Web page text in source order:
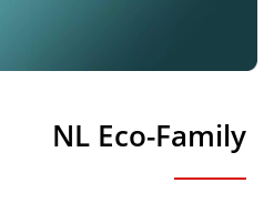
NL Eco-Family